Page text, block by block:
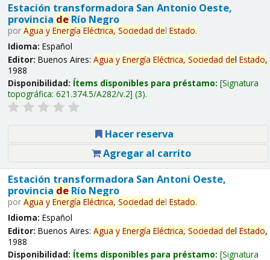
Estación transformadora San Antonio Oeste,
provincia deRío Negro
por Agua y Energía Eléctrica, Sociedad del Estado.
Idioma: Español
Editor: Buenos Aires: Agua y Energía Eléctrica, Sociedad del Estado,
1988
Disponibilidad: Ítems disponibles para préstamo: Signatura
topográfica: 621.374.5/A282/v.2 (3).
Hacer reserva
Agregar al carrito
Estación transformadora San Antoni Oeste,
provincia deRío Negro
por Agua y Energía Eléctrica, Sociedad del Estado.
Idioma: Español
Editor: Buenos Aires: Agua y Energía Eléctrica, Sociedad del Estado,
1988
Disponibilidad: Ítems disponibles para préstamo: Signatura